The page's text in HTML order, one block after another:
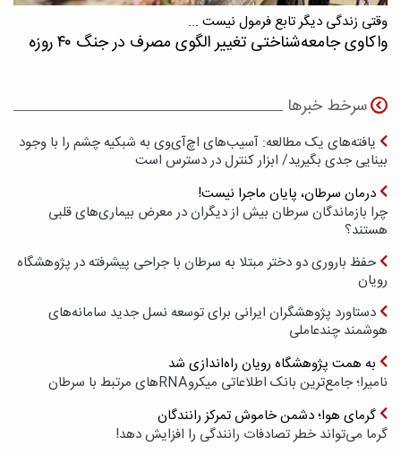
وقتی زندگی دیگر تابع فرمول نیست ...
واکاوی جامعه‌شناختی تغییر الگوی مصرف در جنگ ۴۰ روزه
سرخط خبرها
یافته‌های یک مطالعه: آسیب‌های اچ‌آی‌وی به شبکیه چشم را با وجود
بینایی جدی بگیرید/ ابزار کنترل در دسترس است
درمان سرطان، پایان ماجرا نیست!
چرا بازماندگان سرطان بیش از دیگران در معرض بیماری‌های قلبی
هستند؟
حفظ باروری دو دختر مبتلا به سرطان با جراحی پیشرفته در پژوهشگاه
رویان
دستاورد پژوهشگران ایرانی برای توسعه نسل جدید سامانه‌های
هوشمند چندعاملی
به همت پژوهشگاه رویان راه‌اندازی شد
نامیرا؛ جامع‌ترین بانک اطلاعاتی میکروRNAهای مرتبط با سرطان
گرمای هوا؛ دشمن خاموش تمرکز رانندگان
گرما می‌تواند خطر تصادفات رانندگی را افزایش دهد!